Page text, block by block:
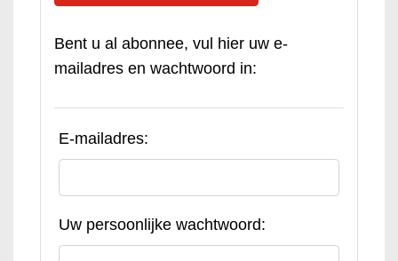
Bent u al abonnee, vul hier uw e-
mailadres en wachtwoord in:
E-mailadres:
Uw persoonlijke wachtwoord: